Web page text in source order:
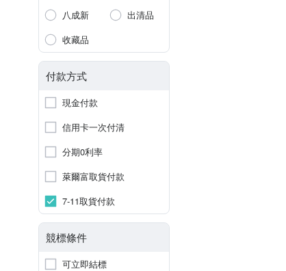
八成新
出清品
收藏品
付款方式
現金付款
信用卡一次付清
分期0利率
萊爾富取貨付款
7-11取貨付款
競標條件
可立即結標